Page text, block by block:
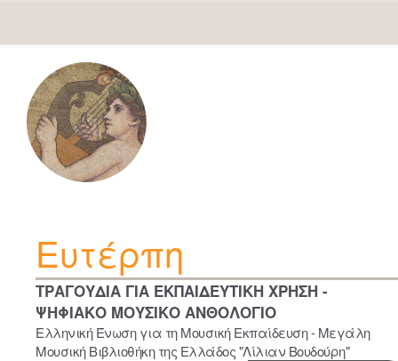
navigation
Ευτέρπη
ΤΡΑΓΟΥΔΙΑ ΓΙΑ ΕΚΠΑΙΔΕΥΤΙΚΗ ΧΡΗΣΗ -
ΨΗΦΙΑΚΟ ΜΟΥΣΙΚΟ ΑΝΘΟΛΟΓΙΟ
Ελληνική Ένωση για τη Μουσική Εκπαίδευση - Μεγάλη
Μουσική Βιβλιοθήκη της Ελλάδος "Λίλιαν Βουδούρη"